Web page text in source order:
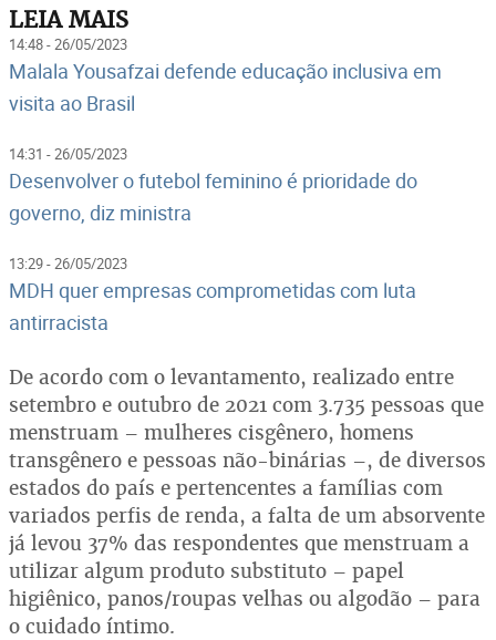
LEIA MAIS
14:48 - 26/05/2023
Malala Yousafzai defende educação inclusiva em
visita ao Brasil
14:31 - 26/05/2023
Desenvolver o futebol feminino é prioridade do
governo, diz ministra
13:29 - 26/05/2023
MDH quer empresas comprometidas com luta
antirracista
De acordo com o levantamento, realizado entre
setembro e outubro de 2021 com 3.735 pessoas que
menstruam – mulheres cisgênero, homens
transgênero e pessoas não-binárias –, de diversos
estados do país e pertencentes a famílias com
variados perfis de renda, a falta de um absorvente
já levou 37% das respondentes que menstruam a
utilizar algum produto substituto – papel
higiênico, panos/roupas velhas ou algodão – para
o cuidado íntimo.